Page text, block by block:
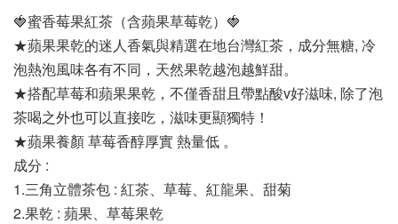
🍓蜜香莓果紅茶（含蘋果草莓乾）🍓
★蘋果果乾的迷人香氣與精選在地台灣紅茶，成分無糖, 冷
泡熱泡風味各有不同，天然果乾越泡越鮮甜。
★搭配草莓和蘋果果乾，不僅香甜且帶點酸v好滋味, 除了泡
茶喝之外也可以直接吃，滋味更顯獨特！
★蘋果養顏 草莓香醇厚實 熱量低 。
成分 :
1.三角立體茶包 : 紅茶、草莓、紅龍果、甜菊
2.果乾 : 蘋果、草莓果乾